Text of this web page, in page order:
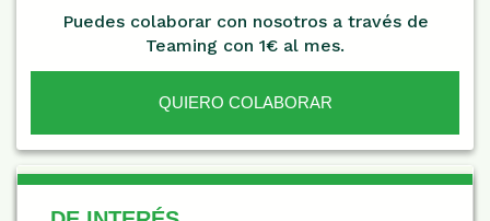
Puedes colaborar con nosotros a través de
Teaming con 1€ al mes.
QUIERO COLABORAR
De Interés